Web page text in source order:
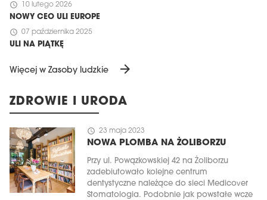
schedule 10 lutego 2026
NOWY CEO ULI EUROPE
schedule 07 października 2025
ULI NA PIĄTKĘ
Więcej w Zasoby ludzkie arrow_forward
ZDROWIE I URODA
schedule 23 maja 2023
NOWA PLOMBA NA ŻOLIBORZU
Przy ul. Powązkowskiej 42 na Żoliborzu
zadebiutowało kolejne centrum
dentystyczne należące do sieci Medicover
Stomatologia. Podobnie jak powstałe wcze